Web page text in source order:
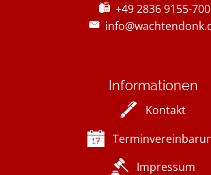
+49 2836 9155-700
Informationen
Kontakt
Impressum